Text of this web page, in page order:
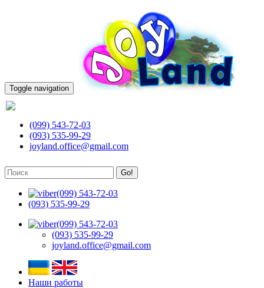
Toggle navigation
(099) 543-72-03
(093) 535-99-29
joyland.office@gmail.com
Go!
(099) 543-72-03
(093) 535-99-29
(099) 543-72-03
(093) 535-99-29
joyland.office@gmail.com
Наши работы